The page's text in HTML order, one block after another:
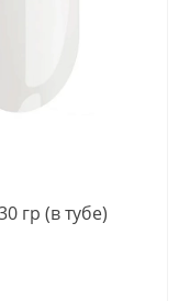
гр (в тубе)